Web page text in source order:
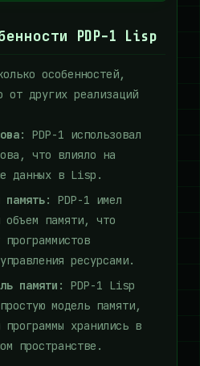
PDP-1 Lisp
особенностей,
от других реализаций
: PDP-1 использовал
что влияло на
данных в Lisp.
память: PDP-1 имел
объем памяти, что
ресурсами.
памяти : PDP-1 Lisp
модель памяти,
хранились в
пространстве.